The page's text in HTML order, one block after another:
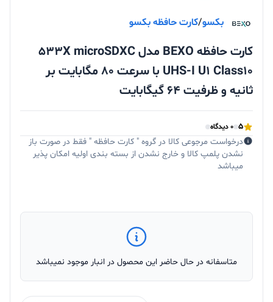
بکسو/کارت حافظه بکسو
کارت حافظه BEXO مدل 533X microSDXC
UHS-I U1 Class10 با سرعت 80 مگابایت بر
ثانیه و ظرفیت 64 گیگابایت
5 0 دیدگاه
درخواست مرجوعی کالا در گروه " کارت حافظه " فقط در صورت باز
نشدن پلمپ کالا و خارج نشدن از بسته بندی اولیه امکان پذیر
میباشد
متاسفانه در حال حاضر این محصول در انبار موجود نمیباشد